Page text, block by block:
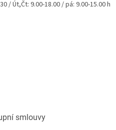
/ Út,Čt: 9.00-18.00 / pá: 9.00-15.00 h
smlouvy